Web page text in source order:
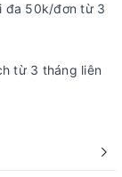
đa 50k/đơn từ 3
từ 3 tháng liên